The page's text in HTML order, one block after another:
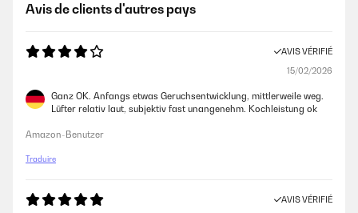
Avis de clients d'autres pays
AVIS VÉRIFIÉ
15/02/2026
Ganz OK. Anfangs etwas Geruchsentwicklung, mittlerweile weg.
Lüfter relativ laut, subjektiv fast unangenehm. Kochleistung ok
Amazon-Benutzer
Traduire
AVIS VÉRIFIÉ